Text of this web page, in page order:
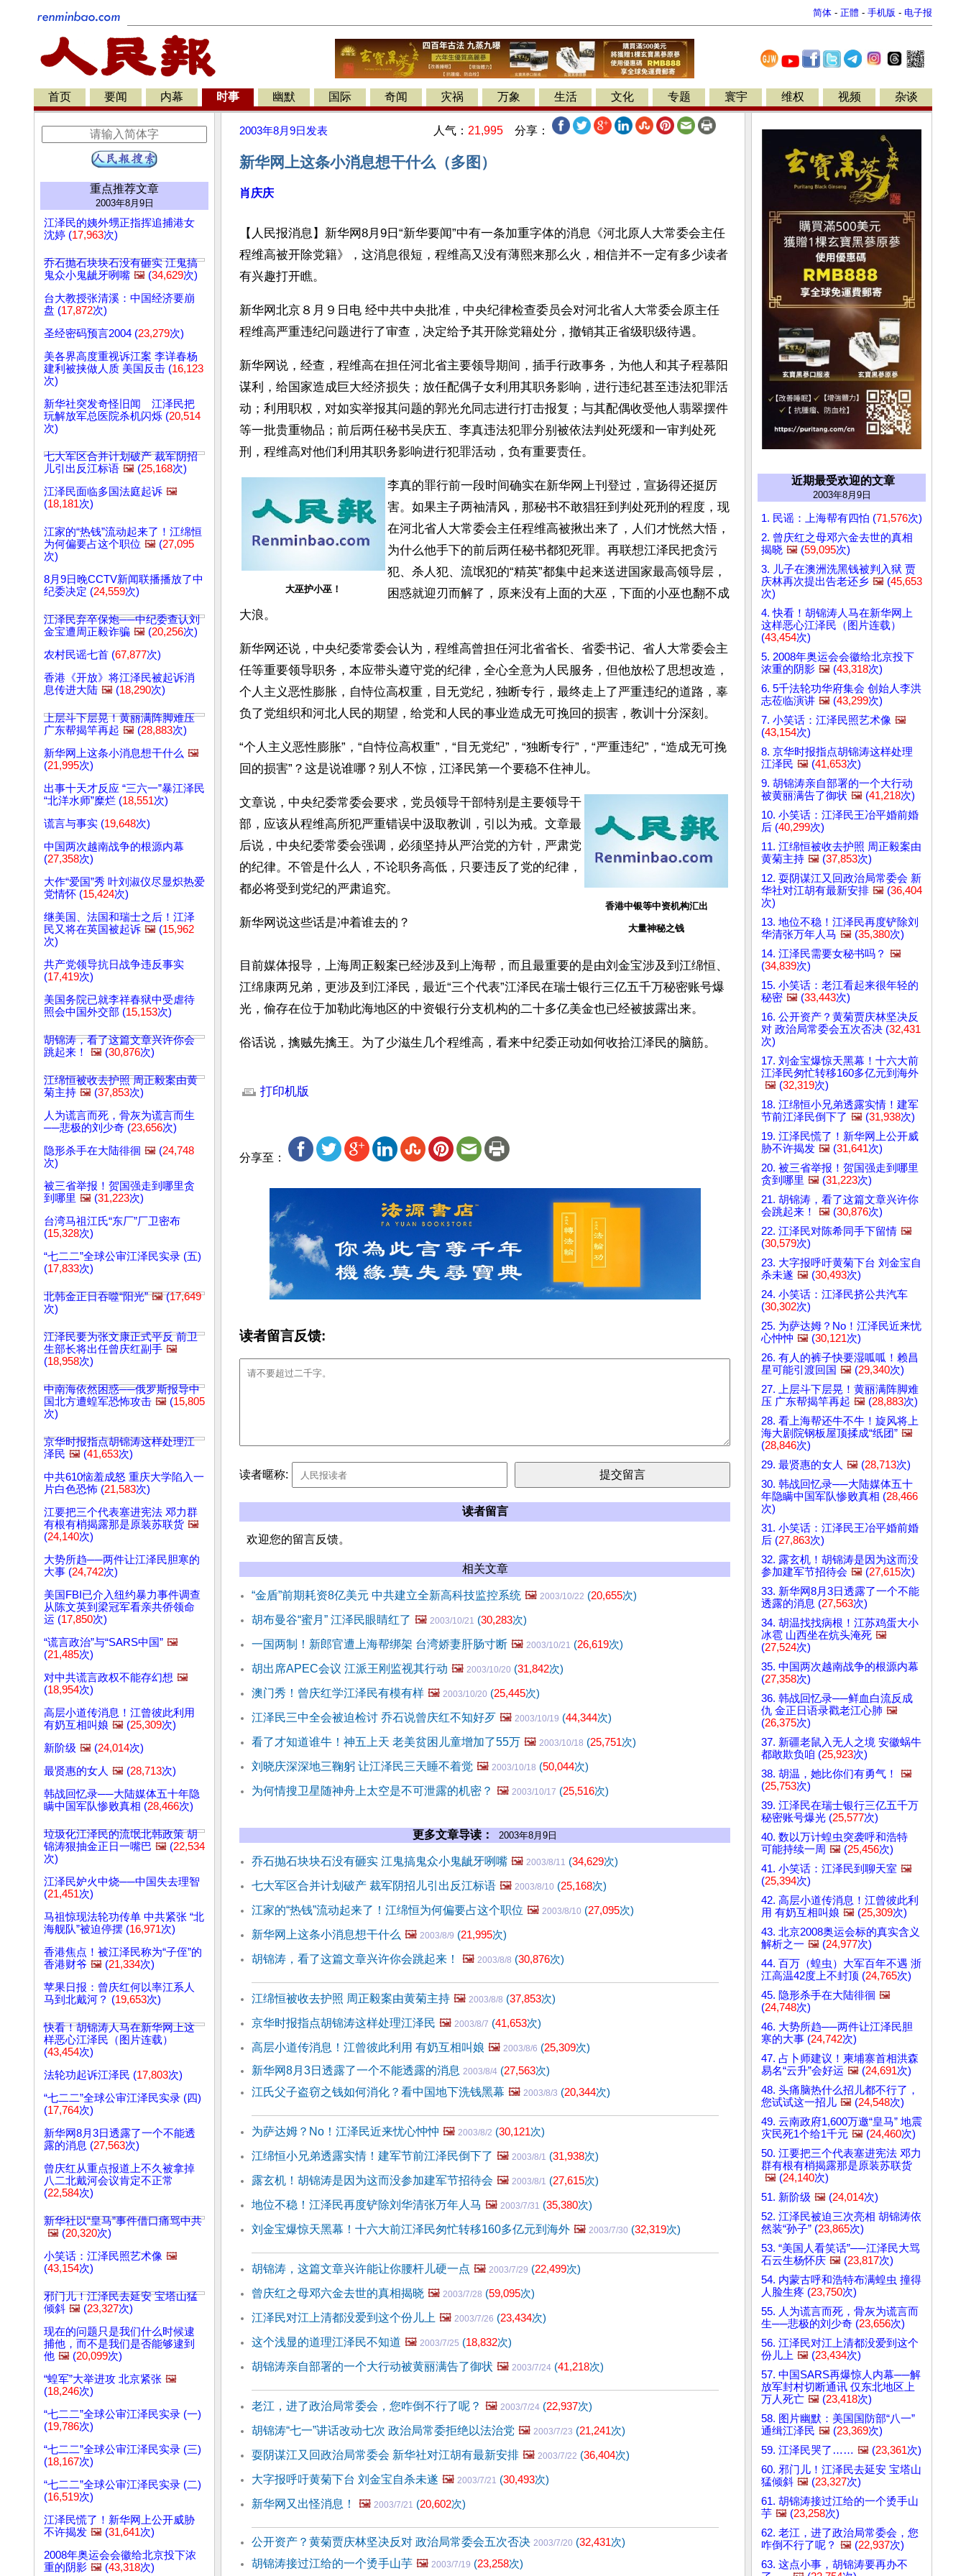
简体 - 正體 - 手机版 - 电子报
首页 要闻 内幕 时事 幽默 国际 奇闻 灾祸 万象 生活 文化 专题 寰宇 维权 视频 杂谈
重点推荐文章
2003年8月9日
江泽民的姨外甥正指挥追捕港女
沈婷 (17,963次)
乔石抛石块块石没有砸实 江鬼搞
鬼众小鬼龇牙咧嘴 🖼️ (34,629次)
台大教授张清溪：中国经济要崩
盘 (17,872次)
圣经密码预言2004 (23,279次)
美各界高度重视诉江案 李详春杨
建利被挟做人质 美国反击 (16,123
次)
新华社突发奇怪旧闻 江泽民把
玩解放军总医院杀机闪烁 (20,514
次)
七大军区合并计划破产 裁军阴招
儿引出反江标语 🖼️ (25,168次)
江泽民面临多国法庭起诉 🖼️
(18,181次)
江家的“热钱”流动起来了！江绵恒
为何偏要占这个职位 🖼️ (27,095
次)
8月9日晚CCTV新闻联播播放了中
纪委决定 (24,559次)
江泽民弃卒保炮──中纪委查认刘
金宝遭周正毅诈骗 🖼️ (20,256次)
农村民谣七首 (67,877次)
香港《开放》将江泽民被起诉消
息传进大陆 🖼️ (18,290次)
上层斗下层晃！黄丽满阵脚难压
广东帮揭竿再起 🖼️ (28,883次)
新华网上这条小消息想干什么 🖼️
(21,995次)
出事十天才反应 “三六一”暴江泽民
“北洋水师”糜烂 (18,551次)
谎言与事实 (19,648次)
中国两次越南战争的根源内幕
(27,358次)
大作“爱国”秀 叶刘淑仪尽显炽热爱
党情怀 (15,424次)
继美国、法国和瑞士之后！江泽
民又将在英国被起诉 🖼️ (15,962
次)
共产党领导抗日战争违反事实
(17,419次)
美国务院已就李祥春狱中受虐待
照会中国外交部 (15,153次)
胡锦涛，看了这篇文章兴许你会
跳起来！
🖼️ (30,876次)
江绵恒被收去护照 周正毅案由黄
菊主持 🖼️ (37,853次)
人为谎言而死，骨灰为谎言而生
──悲极的刘少奇 (23,656次)
隐形杀手在大陆徘徊 🖼️ (24,748
次)
被三省举报！贺国强走到哪里贪
到哪里 🖼️ (31,223次)
台湾马祖江氏“东厂”厂卫密布
(15,328次)
“七二二”全球公审江泽民实录 (五)
(17,833次)
北韩金正日吞噬“阳光” 🖼️(17,649
次)
江泽民要为张文康正式平反 前卫
生部长将出任曾庆红副手 🖼️
(18,958次)
中南海依然困惑──俄罗斯报导中
国北方遭蝗军恐怖攻击 🖼️ (15,805
次)
京华时报指点胡锦涛这样处理江
泽民 🖼️ (41,653次)
中共610恼羞成怒 重庆大学陷入一
片白色恐怖 (21,583次)
江要把三个代表塞进宪法 邓力群
有根有梢揭露那是原装苏联货 🖼️
(24,140次)
大势所趋──两件让江泽民胆寒的
大事 (24,742次)
美国FBI已介入纽约暴力事件调查
从陈文英到梁冠军看亲共侨领命
运 (17,850次)
“谎言政治”与“SARS中国” 🖼️
(21,485次)
对中共谎言政权不能存幻想 🖼️
(18,954次)
高层小道传消息！江曾彼此利用
有奶互相叫娘 🖼️ (25,309次)
新阶级 🖼️ (24,014次)
最贤惠的女人 🖼️ (28,713次)
韩战回忆录──大陆媒体五十年隐
瞒中国军队惨败真相 (28,466次)
垃圾化江泽民的流氓北韩政策 胡
锦涛狠抽金正日一嘴巴 🖼️ (22,534
次)
江泽民妒火中烧──中国失去理智
(21,451次)
马祖惊现法轮功传单 中共紧张 “北
海舰队”被迫停摆 (16,971次)
香港焦点！被江泽民称为“子侄”的
香港财爷 🖼️ (21,334次)
苹果日报：曾庆红何以率江系人
马到北戴河？ (19,653次)
快看！胡锦涛人马在新华网上这
样恶心江泽民（图片连载）
(43,454次)
法轮功起诉江泽民 (17,803次)
“七二二”全球公审江泽民实录 (四)
(17,764次)
新华网8月3日透露了一个不能透
露的消息 (27,563次)
曾庆红从重点报道上不久被拿掉
八二北戴河会议肯定不正常
(22,584次)
新华社以“皇马”事件借口痛骂中共
🖼️ (20,320次)
小笑话：江泽民照艺术像 🖼️
(43,154次)
邪门儿！江泽民去延安 宝塔山猛
倾斜 🖼️ (23,327次)
现在的问题只是我们什么时候逮
捕他，而不是我们是否能够逮到
他 🖼️ (20,099次)
“蝗军”大举进攻 北京紧张 🖼️
(18,246次)
“七二二”全球公审江泽民实录 (一)
(19,786次)
“七二二”全球公审江泽民实录 (三)
(18,167次)
“七二二”全球公审江泽民实录 (二)
(16,519次)
江泽民慌了！新华网上公开威胁
不许揭发 🖼️ (31,641次)
2008年奥运会会徽给北京投下浓
重的阴影 🖼️ (43,318次)
2003年8月9日 发表 人气： 21,995 分享：
新华网上这条小消息想干什么（多图）
肖庆庆
【人民报消息】新华网8月9日“新华要闻”中有一条加重字体的消息《河北原人大常委会主任
程维高被开除党籍》，这消息很短，程维高又没有薄熙来那么火，相信并不一定有多少读者
有兴趣打开瞧。
新华网北京８月９日电 经中共中央批准，中央纪律检查委员会对河北省人大常委会原主任
程维高严重违纪问题进行了审查，决定给予其开除党籍处分，撤销其正省级职级待遇。
新华网说，经查，程维高在担任河北省主要领导期间，插手行政事务，为他人和其子程慕阳
谋利，给国家造成巨大经济损失；放任配偶子女利用其职务影响，进行违纪甚至违法犯罪活
动；利用职权，对如实举报其问题的郭光允同志进行打击报复；与其配偶收受他人翡翠摆件
等一批贵重物品；前后两任秘书吴庆五、李真违法犯罪分别被依法判处死缓和一审判处死
刑，程维高对他们利用其职务影响进行犯罪活动，负有重要责任。
大巫护小巫！
李真的罪行前一段时间确实在新华网上刊登过，宣扬得还挺厉
害。如果主子两袖清风，那秘书不敢猖狂到判处死刑的程度，现
在河北省人大常委会主任程维高被揪出来了，人们才恍然大悟，
为什么他手下的前后两任秘书都犯死罪。再联想江泽民把贪污
犯、杀人犯、流氓犯的“精英”都集中起来送进国家最高领导层，
困惑就迎刃而解了，原来没有上面的大巫，下面的小巫也翻不成
大浪。
新华网还说，中央纪委常委会认为，程维高曾担任河北省省长、省委书记、省人大常委会主
任等重要领导职务，本应带头遵守党的纪律，全心全意为人民服务，但他放松了思想改造，
个人主义恶性膨胀，自恃位高权重，目无党纪，独断专行，最终走上了严重违纪的道路，辜
负了党组织和河北人民的期望，给党和人民的事业造成无可挽回的损害，教训十分深刻。
“个人主义恶性膨胀”，“自恃位高权重”，“目无党纪”，“独断专行”，“严重违纪”，“造成无可挽
回的损害”？这是说谁哪？别人不惊，江泽民第一个要稳不住神儿。
香港中银等中资机构汇出
大量神秘之钱
文章说，中央纪委常委会要求，党员领导干部特别是主要领导干
部，应该从程维高所犯严重错误中汲取教训，引以为戒。文章最
后说，中央纪委常委会强调，必须坚持从严治党的方针，严肃党
的纪律。不管是什么人，不论职务高低，只要违反了党的纪律，
都必将受到党纪的严肃追究。
新华网说这些话是冲着谁去的？
目前媒体报导，上海周正毅案已经涉及到上海帮，而且最重要的是由刘金宝涉及到江绵恒、
江绵康两兄弟，更涉及到江泽民，最近“三个代表”江泽民在瑞士银行三亿五千万秘密账号爆
光，偷存在位于加勒此海地区的中资银行分支机构的二十多亿美金也已经被披露出来。
俗话说，擒贼先擒王。为了少滋生几个程维高，看来中纪委正动如何收拾江泽民的脑筋。
打印机版
分享至：
读者留言反馈:
读者暱称:
读者留言
欢迎您的留言反馈。
相关文章
“金盾”前期耗资8亿美元 中共建立全新高科技监控系统 🖼️ 2003/10/22 (20,655次)
胡布曼谷“蜜月” 江泽民眼睛红了 🖼️ 2003/10/21 (30,283次)
一国两制！新郎官遭上海帮绑架 台湾娇妻肝肠寸断 🖼️ 2003/10/21 (26,619次)
胡出席APEC会议 江派王刚监视其行动 🖼️ 2003/10/20 (31,842次)
澳门秀！曾庆红学江泽民有模有样 🖼️ 2003/10/20 (25,445次)
江泽民三中全会被迫检讨 乔石说曾庆红不知好歹 🖼️ 2003/10/19 (44,344次)
看了才知道谁牛！神五上天 老美贫困儿童增加了55万 🖼️ 2003/10/18 (25,751次)
刘晓庆深深地三鞠躬 让江泽民三天睡不着觉 🖼️ 2003/10/18 (50,044次)
为何情搜卫星随神舟上太空是不可泄露的机密？ 🖼️ 2003/10/17 (25,516次)
更多文章导读： 2003年8月9日
乔石抛石块块石没有砸实 江鬼搞鬼众小鬼龇牙咧嘴 🖼️ 2003/8/11 (34,629次)
七大军区合并计划破产 裁军阴招儿引出反江标语 🖼️ 2003/8/10 (25,168次)
江家的“热钱”流动起来了！江绵恒为何偏要占这个职位 🖼️ 2003/8/10 (27,095次)
新华网上这条小消息想干什么 🖼️ 2003/8/9 (21,995次)
胡锦涛，看了这篇文章兴许你会跳起来！
🖼️ 2003/8/8 (30,876次)
江绵恒被收去护照 周正毅案由黄菊主持 🖼️ 2003/8/8 (37,853次)
京华时报指点胡锦涛这样处理江泽民 🖼️ 2003/8/7 (41,653次)
高层小道传消息！江曾彼此利用 有奶互相叫娘 🖼️ 2003/8/6 (25,309次)
新华网8月3日透露了一个不能透露的消息 2003/8/4 (27,563次)
江氏父子盗窃之钱如何消化？看中国地下洗钱黑幕 🖼️ 2003/8/3 (20,344次)
为萨达姆？No！江泽民近来忧心忡忡 🖼️ 2003/8/2 (30,121次)
江绵恒小兄弟透露实情！建军节前江泽民倒下了 🖼️ 2003/8/1 (31,938次)
露玄机！胡锦涛是因为这而没参加建军节招待会 🖼️ 2003/8/1 (27,615次)
地位不稳！江泽民再度铲除刘华清张万年人马 🖼️ 2003/7/31 (35,380次)
刘金宝爆惊天黑幕！十六大前江泽民匆忙转移160多亿元到海外 🖼️ 2003/7/30 (32,319次)
胡锦涛，这篇文章兴许能让你腰杆儿硬一点 🖼️ 2003/7/29 (22,499次)
曾庆红之母邓六金去世的真相揭晓 🖼️ 2003/7/28 (59,095次)
江泽民对江上清都没爱到这个份儿上 🖼️ 2003/7/26 (23,434次)
这个浅显的道理江泽民不知道 🖼️ 2003/7/25 (18,832次)
胡锦涛亲自部署的一个大行动被黄丽满告了御状 🖼️ 2003/7/24 (41,218次)
老江，进了政治局常委会，您咋倒不行了呢？ 🖼️ 2003/7/24 (22,937次)
胡锦涛“七一”讲话改动七次 政治局常委拒绝以法治党 🖼️ 2003/7/23 (21,241次)
耍阴谋江又回政治局常委会 新华社对江胡有最新安排 🖼️ 2003/7/22 (36,404次)
大字报呼吁黄菊下台 刘金宝自杀未遂 🖼️ 2003/7/21 (30,493次)
新华网又出怪消息！
🖼️ 2003/7/21 (20,602次)
公开资产？黄菊贾庆林坚决反对 政治局常委会五次否决 2003/7/20 (32,431次)
胡锦涛接过江给的一个烫手山芋 🖼️ 2003/7/19 (23,258次)
近期最受欢迎的文章
2003年8月9日
1. 民谣：上海帮有四怕 (71,576次)
2. 曾庆红之母邓六金去世的真相
揭晓 🖼️ (59,095次)
3. 儿子在澳洲洗黑钱被判入狱 贾
庆林再次提出告老还乡 🖼️ (45,653
次)
4. 快看！胡锦涛人马在新华网上
这样恶心江泽民（图片连载）
(43,454次)
5. 2008年奥运会会徽给北京投下
浓重的阴影 🖼️ (43,318次)
6. 5千法轮功华府集会 创始人李洪
志莅临演讲 🖼️ (43,299次)
7. 小笑话：江泽民照艺术像 🖼️
(43,154次)
8. 京华时报指点胡锦涛这样处理
江泽民 🖼️ (41,653次)
9. 胡锦涛亲自部署的一个大行动
被黄丽满告了御状 🖼️ (41,218次)
10. 小笑话：江泽民王冶平婚前婚
后 (40,299次)
11. 江绵恒被收去护照 周正毅案由
黄菊主持 🖼️ (37,853次)
12. 耍阴谋江又回政治局常委会 新
华社对江胡有最新安排 🖼️ (36,404
次)
13. 地位不稳！江泽民再度铲除刘
华清张万年人马 🖼️ (35,380次)
14. 江泽民需要女秘书吗？ 🖼️
(34,839次)
15. 小笑话：老江看起来很年轻的
秘密 🖼️ (33,443次)
16. 公开资产？黄菊贾庆林坚决反
对 政治局常委会五次否决 (32,431
次)
17. 刘金宝爆惊天黑幕！十六大前
江泽民匆忙转移160多亿元到海外
🖼️ (32,319次)
18. 江绵恒小兄弟透露实情！建军
节前江泽民倒下了 🖼️ (31,938次)
19. 江泽民慌了！新华网上公开威
胁不许揭发 🖼️ (31,641次)
20. 被三省举报！贺国强走到哪里
贪到哪里 🖼️ (31,223次)
21. 胡锦涛，看了这篇文章兴许你
会跳起来！
🖼️ (30,876次)
22. 江泽民对陈希同手下留情 🖼️
(30,579次)
23. 大字报呼吁黄菊下台 刘金宝自
杀未遂 🖼️ (30,493次)
24. 小笑话：江泽民挤公共汽车
(30,302次)
25. 为萨达姆？No！江泽民近来忧
心忡忡 🖼️ (30,121次)
26. 有人的裤子快要湿呱呱！赖昌
星可能引渡回国 🖼️ (29,340次)
27. 上层斗下层晃！黄丽满阵脚难
压 广东帮揭竿再起 🖼️ (28,883次)
28. 看上海帮还牛不牛！旋风将上
海大剧院钢板屋顶揉成“纸团” 🖼️
(28,846次)
29. 最贤惠的女人 🖼️ (28,713次)
30. 韩战回忆录──大陆媒体五十
年隐瞒中国军队惨败真相 (28,466
次)
31. 小笑话：江泽民王冶平婚前婚
后 (27,863次)
32. 露玄机！胡锦涛是因为这而没
参加建军节招待会 🖼️ (27,615次)
33. 新华网8月3日透露了一个不能
透露的消息 (27,563次)
34. 胡温找找病根！江苏鸡蛋大小
冰雹 山西坐在炕头淹死 🖼️
(27,524次)
35. 中国两次越南战争的根源内幕
(27,358次)
36. 韩战回忆录──鲜血白流反成
仇 金正日语录戳老江心肺 🖼️
(26,375次)
37. 新疆老鼠入无人之境 安徽蜗牛
都敢欺负咱 (25,923次)
38. 胡温，她比你们有勇气！
🖼️
(25,753次)
39. 江泽民在瑞士银行三亿五千万
秘密账号爆光 (25,577次)
40. 数以万计蝗虫突袭呼和浩特
可能持续一周 🖼️ (25,456次)
41. 小笑话：江泽民到聊天室 🖼️
(25,394次)
42. 高层小道传消息！江曾彼此利
用 有奶互相叫娘 🖼️ (25,309次)
43. 北京2008奥运会标的真实含义
解析之一 🖼️ (24,977次)
44. 百万（蝗虫）大军百年不遇 浙
江高温42度上不封顶 (24,765次)
45. 隐形杀手在大陆徘徊 🖼️
(24,748次)
46. 大势所趋──两件让江泽民胆
寒的大事 (24,742次)
47. 占卜师建议！柬埔寨首相洪森
易名“云升”会好运 🖼️ (24,691次)
48. 头痛脑热什么招儿都不行了，
您试试这一招儿 🖼️ (24,548次)
49. 云南政府1,600万邀“皇马” 地震
灾民死1个给1千元 🖼️ (24,460次)
50. 江要把三个代表塞进宪法 邓力
群有根有梢揭露那是原装苏联货
🖼️ (24,140次)
51. 新阶级 🖼️ (24,014次)
52. 江泽民被迫三次亮相 胡锦涛依
然装“孙子” (23,865次)
53. “美国人看笑话”──江泽民大骂
石云生杨怀庆 🖼️ (23,817次)
54. 内蒙古呼和浩特布满蝗虫 撞得
人脸生疼 (23,750次)
55. 人为谎言而死，骨灰为谎言而
生──悲极的刘少奇 (23,656次)
56. 江泽民对江上清都没爱到这个
份儿上 🖼️ (23,434次)
57. 中国SARS再爆惊人内幕──解
放军封村切断通讯 仅东北地区上
万人死亡 🖼️ (23,418次)
58. 图片幽默：美国国防部“八一”
通缉江泽民 🖼️ (23,369次)
59. 江泽民哭了…… 🖼️ (23,361次)
60. 邪门儿！江泽民去延安 宝塔山
猛倾斜 🖼️ (23,327次)
61. 胡锦涛接过江给的一个烫手山
芋 🖼️ (23,258次)
62. 老江，进了政治局常委会，您
咋倒不行了呢？ 🖼️ (22,937次)
63. 这点小事，胡锦涛要再办不